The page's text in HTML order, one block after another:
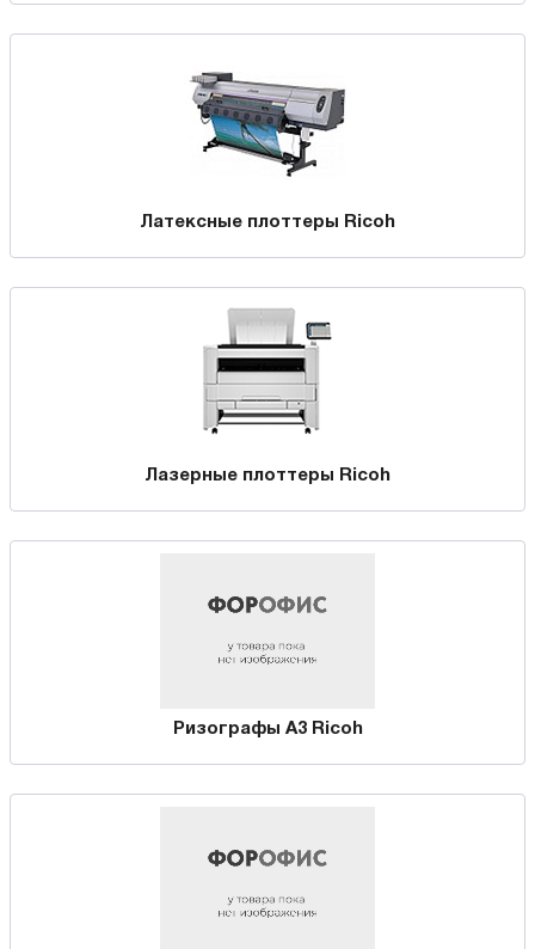
Латексные плоттеры Ricoh
Лазерные плоттеры Ricoh
Ризографы А3 Ricoh